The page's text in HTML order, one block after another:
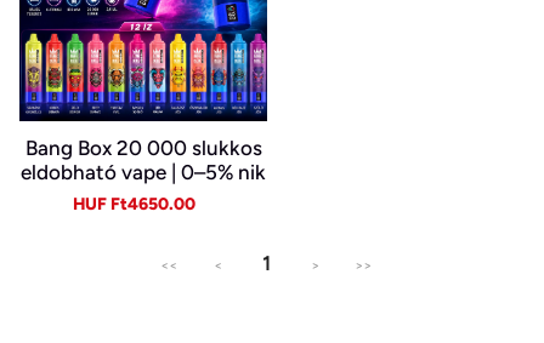
Bang Box 20 000 slukkos
eldobható vape | 0–5% nik
otin | újratölthető, Type-C
Sale
HUF Ft4650.00
<< < 1 > >>